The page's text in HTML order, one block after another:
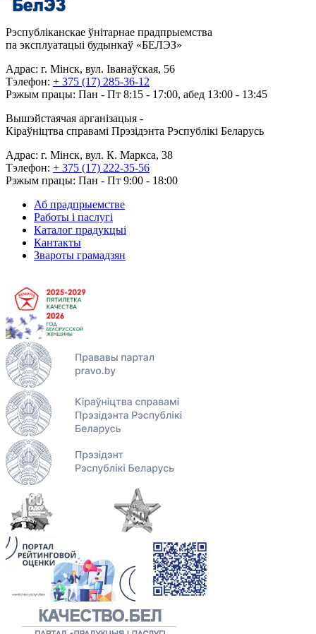
Рэспубліканскае ўнітарнае прадпрыемства
па эксплуатацыі будынкаў «БЕЛЭЗ»
Адрас: г. Мінск, вул. Іванаўская, 56
Тэлефон: + 375 (17) 285-36-12
Рэжым працы: Пан - Пт 8:15 - 17:00, абед 13:00 - 13:45
Вышэйстаячая арганізацыя -
Кіраўніцтва справамі Прэзідэнта Рэспублікі Беларусь
Адрас: г. Мінск, вул. К. Маркса, 38
Тэлефон: + 375 (17) 222-35-56
Рэжым працы: Пан - Пт 9:00 - 18:00
Аб прадпрыемстве
Работы і паслугі
Каталог прадукцыі
Кантакты
Звароты грамадзян